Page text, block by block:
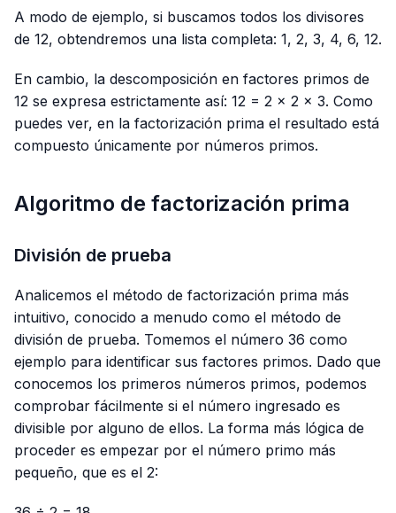
A modo de ejemplo, si buscamos todos los divisores
de 12, obtendremos una lista completa: 1, 2, 3, 4, 6, 12.
En cambio, la descomposición en factores primos de
12 se expresa estrictamente así: 12 = 2 × 2 × 3. Como
puedes ver, en la factorización prima el resultado está
compuesto únicamente por números primos.
Algoritmo de factorización prima
División de prueba
Analicemos el método de factorización prima más
intuitivo, conocido a menudo como el método de
división de prueba. Tomemos el número 36 como
ejemplo para identificar sus factores primos. Dado que
conocemos los primeros números primos, podemos
comprobar fácilmente si el número ingresado es
divisible por alguno de ellos. La forma más lógica de
proceder es empezar por el número primo más
pequeño, que es el 2: